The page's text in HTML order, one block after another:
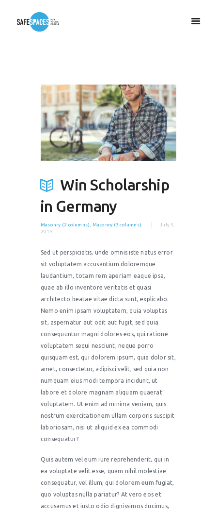
Win Scholarship
in Germany
Masonry (2 columns) Masonry (3 columns)
July 5,
2015
Sed ut perspiciatis, unde omnis iste natus error
sit voluptatem accusantium doloremque
laudantium, totam rem aperiam eaque ipsa,
quae ab illo inventore veritatis et quasi
architecto beatae vitae dicta sunt, explicabo.
Nemo enim ipsam voluptatem, quia voluptas
sit, aspernatur aut odit aut fugit, sed quia
consequuntur magni dolores eos, qui ratione
voluptatem sequi nesciunt, neque porro
quisquam est, qui dolorem ipsum, quia dolor sit,
amet, consectetur, adipisci velit, sed quia non
numquam eius modi tempora incidunt, ut
labore et dolore magnam aliquam quaerat
voluptatem. Ut enim ad minima veniam, quis
nostrum exercitationem ullam corporis suscipit
laboriosam, nisi ut aliquid ex ea commodi
consequatur?
Quis autem vel eum iure reprehenderit, qui in
ea voluptate velit esse, quam nihil molestiae
consequatur, vel illum, qui dolorem eum fugiat,
quo voluptas nulla pariatur? At vero eos et
accusamus et iusto odio dignissimos ducimus,